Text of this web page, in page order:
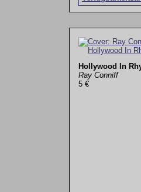
Hollywood In
Ray Conniff
5 €